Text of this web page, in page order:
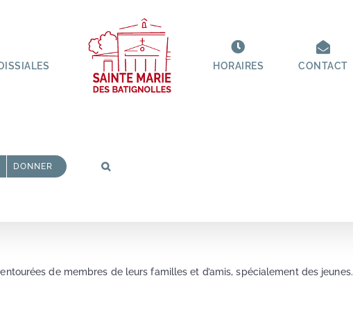
HORAIRES CONTACT
DONNER
de membres de leurs familles et d’amis, spécialement des jeunes.